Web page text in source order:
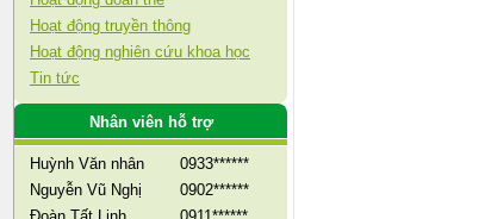
Hoạt động truyền thông
Hoạt động nghiên cứu khoa học
Tin tức
Nhân viên hỗ trợ
Huỳnh Văn nhân
0933******
Nguyễn Vũ Nghị
0902******